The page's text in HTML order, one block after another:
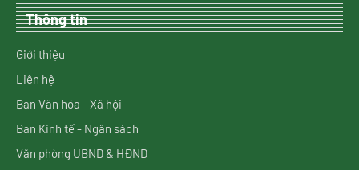
Thông tin
Giới thiệu
Liên hệ
Ban Văn hóa - Xã hội
Ban Kinh tế - Ngân sách
Văn phòng UBND & HĐND